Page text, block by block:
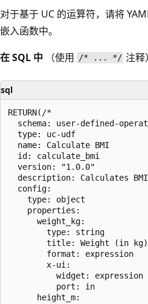
对于基于 UC 的运算符，请将
嵌入函数中。
在 SQL 中 （使用 /* ... */ 注释
sql
RETURN(/*
schema: user-defined-
  type: uc-udf
  name: Calculate BMI
  id: calculate_bmi
  version: "1.0.0"
description: Calculates
  config:
    type: object
    properties:
      weight_kg:
        type: string
        title: Weight (in kg)
        format: expression
        x-ui:
          widget: expression
          port: in
      height_m: